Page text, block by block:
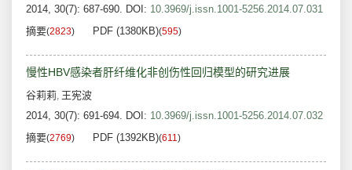
2014, 30(7): 687-690. DOI: 10.3969/j.issn.1001-5256.2014.07.031
摘要(2823) PDF (1380KB)(595)
慢性HBV感染者肝纤维化非创伤性回归模型的研究进展
谷莉莉, 王宪波
2014, 30(7): 691-694. DOI: 10.3969/j.issn.1001-5256.2014.07.032
摘要(2769) PDF (1392KB)(611)